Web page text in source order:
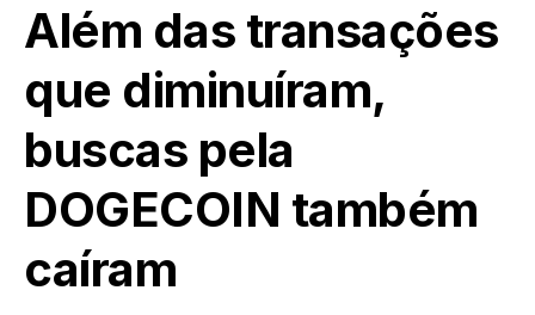
Além das transações
que diminuíram,
buscas pela
DOGECOIN também
caíram